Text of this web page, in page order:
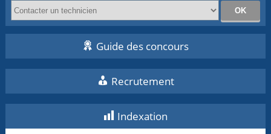
Guide des concours
Recrutement
Indexation